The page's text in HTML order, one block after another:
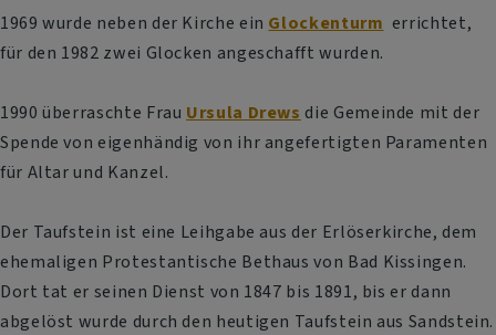
1969 wurde neben der Kirche ein Glockenturm errichtet,
für den 1982 zwei Glocken angeschafft wurden.
1990 überraschte Frau Ursula Drews die Gemeinde mit der
Spende von eigenhändig von ihr angefertigten Paramenten
für Altar und Kanzel.
Der Taufstein ist eine Leihgabe aus der Erlöserkirche, dem
ehemaligen Protestantische Bethaus von Bad Kissingen.
Dort tat er seinen Dienst von 1847 bis 1891, bis er dann
abgelöst wurde durch den heutigen Taufstein aus Sandstein.